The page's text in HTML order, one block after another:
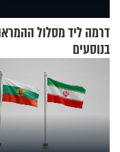
דרמה ליד מסלול
בנוסעים